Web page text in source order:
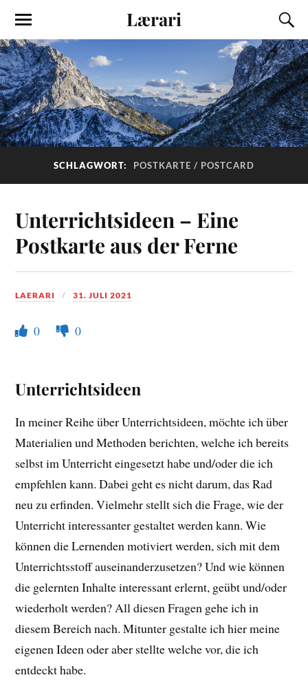
Lærari
SCHLAGWORT: POSTKARTE / POSTCARD
Unterrichtsideen – Eine
Postkarte aus der Ferne
LAERARI 31. JULI 2021
0 0
Unterrichtsideen
In meiner Reihe über Unterrichtsideen, möchte ich über
Materialien und Methoden berichten, welche ich bereits
selbst im Unterricht eingesetzt habe und/oder die ich
empfehlen kann. Dabei geht es nicht darum, das Rad
neu zu erfinden. Vielmehr stellt sich die Frage, wie der
Unterricht interessanter gestaltet werden kann. Wie
können die Lernenden motiviert werden, sich mit dem
Unterrichtsstoff auseinanderzusetzen? Und wie können
die gelernten Inhalte interessant erlernt, geübt und/oder
wiederholt werden? All diesen Fragen gehe ich in
diesem Bereich nach. Mitunter gestalte ich hier meine
eigenen Ideen oder aber stellte welche vor, die ich
entdeckt habe.